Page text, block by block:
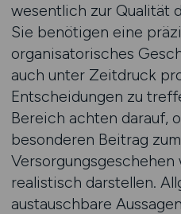
wesentlich zur Qualität
Sie benötigen eine
organisatorisches
auch unter Zeitdruck
Entscheidungen zu
Bereich achten darauf,
besonderen Beitrag zum
realistisch darstellen.
austauschbare